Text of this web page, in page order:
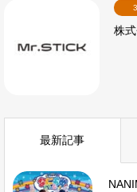
株
最新記事